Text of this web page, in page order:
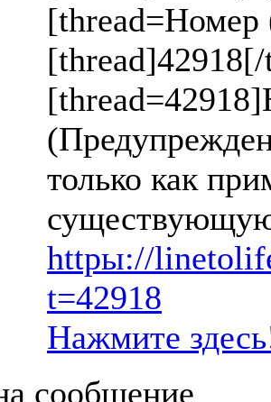
[thread=Номер
только как
httpы://
t=42918
Нажмите
сообщение